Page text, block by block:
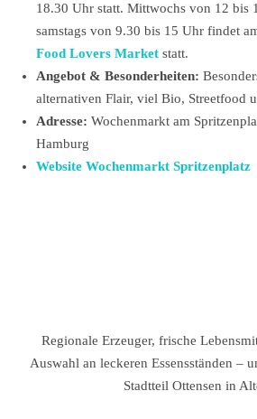
18.30 Uhr statt. Mittwochs von 12 bis
samstags von 9.30 bis 15 Uhr findet
Food Lovers Market statt.
Angebot & Besonderheiten:
alternativen Flair, viel Bio, Streetfood
Adresse: Wochenmarkt am
Hamburg
Website Wochenmarkt Spritzenplatz
Regionale Erzeuger, frische
Auswahl an leckeren Essensständen –
Stadtteil Ottensen in